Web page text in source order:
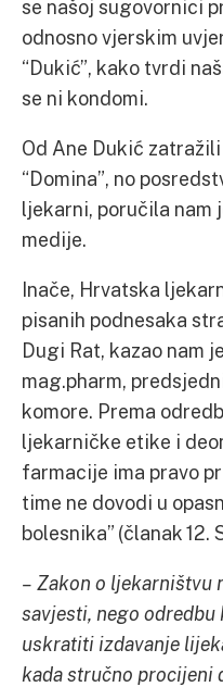
se našoj sugovornici
odnosno vjerskim
“Dukić”, kako tvrdi
se ni kondomi.
Od Ane Dukić
“Domina”, no
ljekarni, poručila nam
medije.
Inače, Hrvatska
pisanih podnesaka
Dugi Rat, kazao nam je
mag.pharm,
komore. Prema
ljekarničke etike i
farmacije ima pravo
time ne dovodi u
bolesnika” (članak 12.
– Zakon o ljekarništvu
savjesti, nego
uskratiti izdavanje
kada stručno procijeni